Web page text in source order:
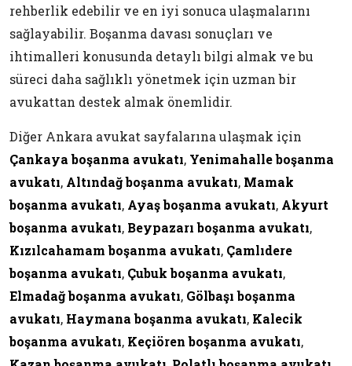
rehberlik edebilir ve en iyi sonuca ulaşmalarını
sağlayabilir. Boşanma davası sonuçları ve
ihtimalleri konusunda detaylı bilgi almak ve bu
süreci daha sağlıklı yönetmek için uzman bir
avukattan destek almak önemlidir.
Diğer Ankara avukat sayfalarına ulaşmak için
Çankaya boşanma avukatı, Yenimahalle boşanma
avukatı, Altındağ boşanma avukatı, Mamak
boşanma avukatı, Ayaş boşanma avukatı, Akyurt
boşanma avukatı, Beypazarı boşanma avukatı,
Kızılcahamam boşanma avukatı, Çamlıdere
boşanma avukatı, Çubuk boşanma avukatı,
Elmadağ boşanma avukatı, Gölbaşı boşanma
avukatı, Haymana boşanma avukatı, Kalecik
boşanma avukatı, Keçiören boşanma avukatı,